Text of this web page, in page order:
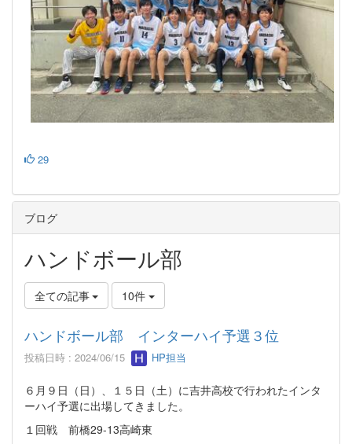
29
ブログ
ハンドボール部
全ての記事 10件
ハンドボール部 インターハイ予選３位
投稿日時 : 2024/06/15 HP担当
６月９日（日）、１５日（土）に吉井高校で行われたインタ
ーハイ予選に出場してきました。
１回戦 前橋29-13高崎東